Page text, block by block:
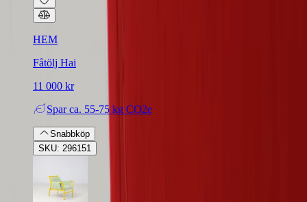
HEM
Fåtölj Hai
11 000 kr
Spar ca. 55-75 kg CO2e
Snabbköp
SKU: 296151